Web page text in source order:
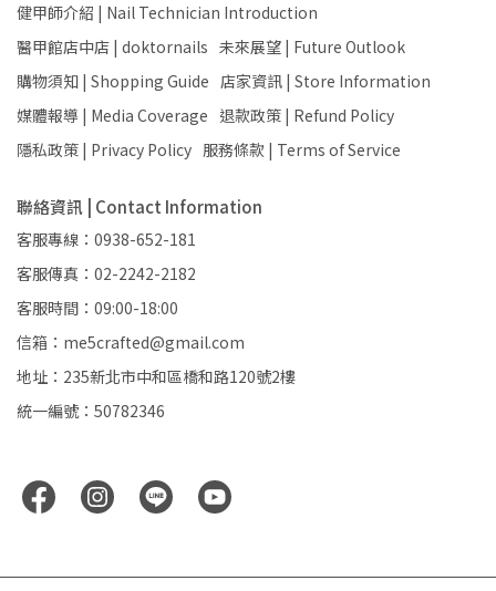
健甲師介紹 | Nail Technician Introduction
醫甲館店中店 | doktornails 未來展望 | Future Outlook
購物須知 | Shopping Guide 店家資訊 | Store Information
媒體報導 | Media Coverage 退款政策 | Refund Policy
隱私政策 | Privacy Policy 服務條款 | Terms of Service
聯絡資訊 | Contact Information
客服專線：0938-652-181
客服傳真：02-2242-2182
客服時間：09:00-18:00
信箱：me5crafted@gmail.com
地址：235新北市中和區橋和路120號2樓
統一編號：50782346